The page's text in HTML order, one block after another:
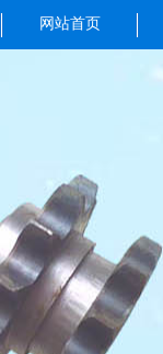
网站首页